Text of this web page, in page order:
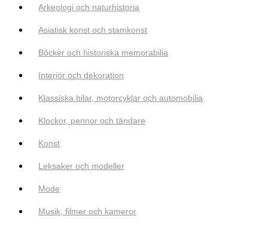
Arkeologi och naturhistoria
Asiatisk konst och stamkonst
Böcker och historiska memorabilia
Interiör och dekoration
Klassiska bilar, motorcyklar och automobilia
Klockor, pennor och tändare
Konst
Leksaker och modeller
Mode
Musik, filmer och kameror